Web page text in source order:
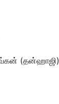
(தன்ஹாஜி)